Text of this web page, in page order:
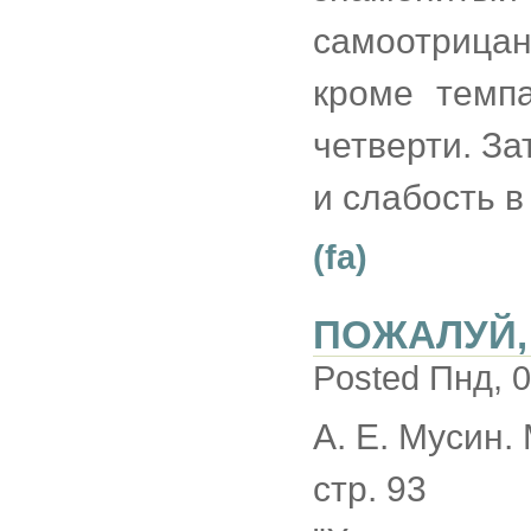
кроме
четверти.
и слабость
(fa)
Posted Пнд,
А. Е. Мусин.
стр. 93